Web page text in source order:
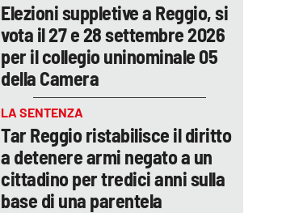
Elezioni suppletive a Reggio, si
vota il 27 e 28 settembre 2026
per il collegio uninominale 05
della Camera
LA SENTENZA
Tar Reggio ristabilisce il diritto
a detenere armi negato a un
cittadino per tredici anni sulla
base di una parentela